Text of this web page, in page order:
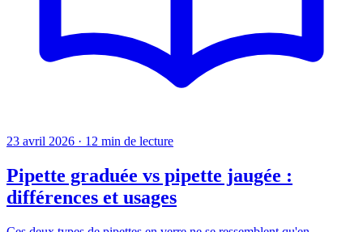
23 avril 2026 · 12 min de lecture
Pipette graduée vs pipette jaugée :
différences et usages